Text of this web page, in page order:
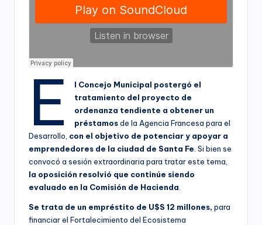
E
l Concejo Municipal postergó el
tratamiento del proyecto de
ordenanza tendiente a obtener un
préstamosde la Agencia Francesa para el
Desarrollo, con el objetivo de potenciar y apoyar a
emprendedores de la ciudad de Santa Fe . Si bien se
convocó a sesión extraordinaria para tratar este tema,
la oposición resolvió que continúe siendo
evaluado en la Comisión de Hacienda
Se trata de un empréstito de U$S 12 millones, para
financiar el Fortalecimiento del Ecosistema